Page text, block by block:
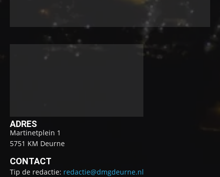
ADRES
Martinetplein 1
5751 KM Deurne
CONTACT
Tip de redactie: redactie@dmgdeurne.nl